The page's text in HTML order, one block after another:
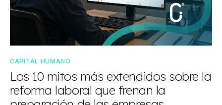
CAPITAL HUMANO
Los 10 mitos más extendidos sobre la
reforma laboral que frenan la